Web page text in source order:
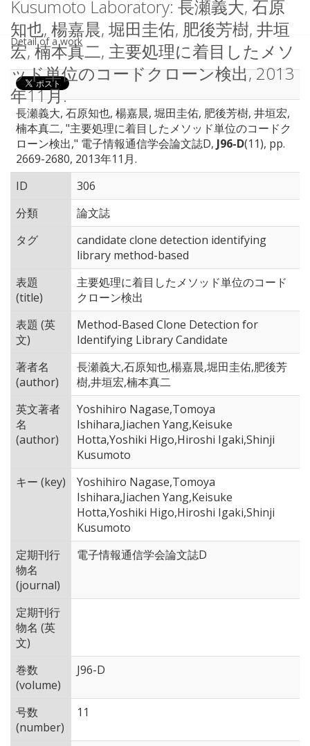
Kusumoto Laboratory: 長瀬義大, 石原
知也, 楊嘉晨, 堀田圭佑, 肥後芳樹, 井垣
宏, 楠本真二, 主要処理に着目したメソ
ッド単位のコードクローン検出, 2013
年11月.
Detail of a work
長瀬義大, 石原知也, 楊嘉晨, 堀田圭佑, 肥後芳樹, 井垣宏,
楠本真二, "主要処理に着目したメソッド単位のコードク
ローン検出," 電子情報通信学会論文誌D, J96-D(11), pp.
2669-2680, 2013年11月.
ID
306
分類
論文誌
タグ
candidate clone detection identifying
library method-based
表題
(title)
主要処理に着目したメソッド単位のコード
クローン検出
表題 (英
文)
Method-Based Clone Detection for
Identifying Library Candidate
著者名
(author)
長瀬義大,石原知也,楊嘉晨,堀田圭佑,肥後芳
樹,井垣宏,楠本真二
英文著者
名
(author)
Yoshihiro Nagase,Tomoya
Ishihara,Jiachen Yang,Keisuke
Hotta,Yoshiki Higo,Hiroshi Igaki,Shinji
Kusumoto
キー (key)
Yoshihiro Nagase,Tomoya
Ishihara,Jiachen Yang,Keisuke
Hotta,Yoshiki Higo,Hiroshi Igaki,Shinji
Kusumoto
定期刊行
物名
(journal)
電子情報通信学会論文誌D
定期刊行
物名 (英
文)
巻数
(volume)
J96-D
号数
(number)
11